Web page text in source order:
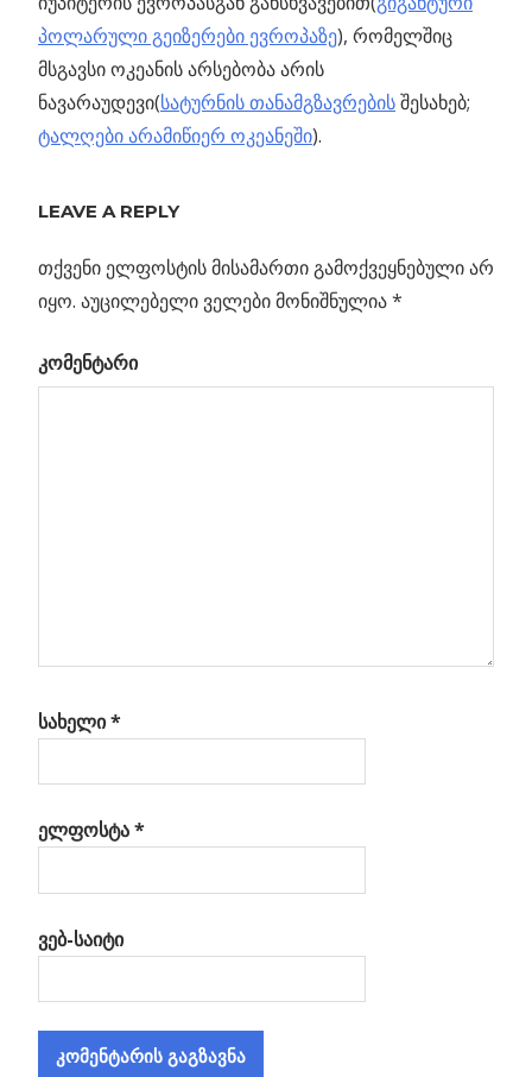
პოლარული გეიზერები ევროპაზე), რომელშიც
მსგავსი ოკეანის არსებობა არის
ნავარაუდევი(სატურნის თანამგზავრებისშესახებ;
ტალღები არამიწიერ ოკეანეში).
ნავიგაცია
Previous
ნეიტრინოებს
იკვლევს
LEAVE A REPLY
თქვენი ელფოსტის მისამართი გამოქვეყნებული არ
იყო. აუცილებელი ველები მონიშნულია*
კომენტარი
სახელი*
ელფოსტა*
ვებ-საიტი